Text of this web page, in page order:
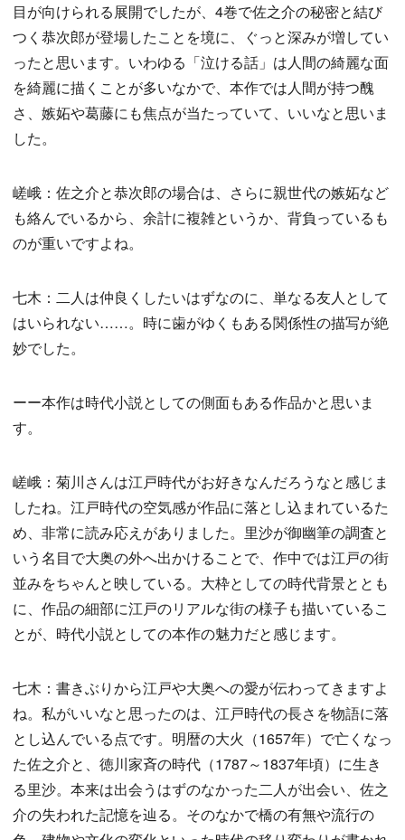
目が向けられる展開でしたが、4巻で佐之介の秘密と結び
つく恭次郎が登場したことを境に、ぐっと深みが増してい
ったと思います。いわゆる「泣ける話」は人間の綺麗な面
を綺麗に描くことが多いなかで、本作では人間が持つ醜
さ、嫉妬や葛藤にも焦点が当たっていて、いいなと思いま
した。
嵯峨：佐之介と恭次郎の場合は、さらに親世代の嫉妬など
も絡んでいるから、余計に複雑というか、背負っているも
のが重いですよね。
七木：二人は仲良くしたいはずなのに、単なる友人として
はいられない……。時に歯がゆくもある関係性の描写が絶
妙でした。
ーー本作は時代小説としての側面もある作品かと思いま
す。
嵯峨：菊川さんは江戸時代がお好きなんだろうなと感じま
したね。江戸時代の空気感が作品に落とし込まれているた
め、非常に読み応えがありました。里沙が御幽筆の調査と
いう名目で大奥の外へ出かけることで、作中では江戸の街
並みをちゃんと映している。大枠としての時代背景ととも
に、作品の細部に江戸のリアルな街の様子も描いているこ
とが、時代小説としての本作の魅力だと感じます。
七木：書きぶりから江戸や大奥への愛が伝わってきますよ
ね。私がいいなと思ったのは、江戸時代の長さを物語に落
とし込んでいる点です。明暦の大火（1657年）で亡くなっ
た佐之介と、徳川家斉の時代（1787～1837年頃）に生き
る里沙。本来は出会うはずのなかった二人が出会い、佐之
介の失われた記憶を辿る。そのなかで橋の有無や流行の